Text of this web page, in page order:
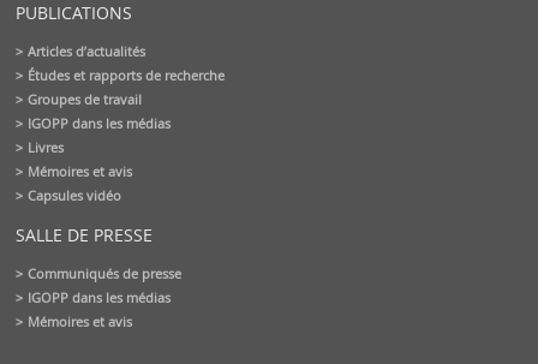
PUBLICATIONS
Articles d’actualités
Études et rapports de recherche
Groupes de travail
IGOPP dans les médias
Livres
Mémoires et avis
Capsules vidéo
SALLE DE PRESSE
Communiqués de presse
IGOPP dans les médias
Mémoires et avis